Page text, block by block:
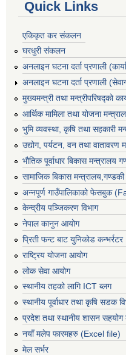
Quick Links
एकिकृत कर संकलन
घरधुरी संकलन
अनलाइन घटना दर्ता प्रणाली
अनलाइन घटना दर्ता प्रणाली
मुख्यमन्त्री तथा मन्त्रीपरिषद्को
आर्थिक मामिला तथा योजना
भुमि व्यवस्था, कृषि तथा सहकारी
उद्योग, पर्यटन, वन तथा वातावरण
भौतिक पूर्वाधार बिकास मन्त्रालय
सामाजिक बिकास
अन्नपूर्ण गाउँपालिकाको फेसबुक
केन्द्रीय पञ्जिकरण विभाग
नेपाल कानुन आयोग
प्रिती फन्ट बाट युनिकोड कन्भर्रटर
राष्ट्रिय योजना आयोग
लोक सेवा आयोग
स्थानीय तहको लागि ICT ब्लग
स्थानीय पूर्वाधार तथा कृषि सडक
प्रदेश तथा स्थानीय शासन सहयोग
नयाँ मलेप फारमहरु (Excel file)
मेल सर्भर